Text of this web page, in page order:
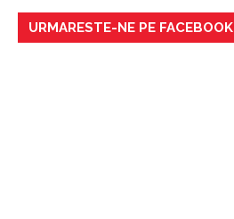
URMARESTE-NE PE FACEBOOK